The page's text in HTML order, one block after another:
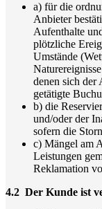
a) für die
Anbieter
Aufenthalte
plötzliche
Umstände
denen sich der
getätigte
b) die
und/oder der
sofern die
c) Mängel am
Leistungen
Reklamation
4.2 Der Kunde ist